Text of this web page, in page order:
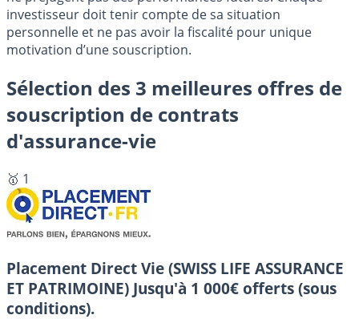
investisseur doit tenir compte de sa situation
personnelle et ne pas avoir la fiscalité pour unique
motivation d’une souscription.
Sélection des 3 meilleures offres de
souscription de contrats
d'assurance-vie
🥇 1
Placement Direct Vie (SWISS LIFE ASSURANCE
ET PATRIMOINE) Jusqu'à 1 000€ offerts (sous
conditions).